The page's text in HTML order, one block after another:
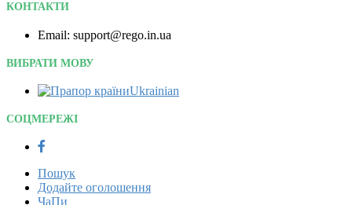
КОНТАКТИ
Email: support@rego.in.ua
ВИБРАТИ МОВУ
Ukrainian‎
СОЦМЕРЕЖІ
Пошук
Додайте оголошення
ЧаПи